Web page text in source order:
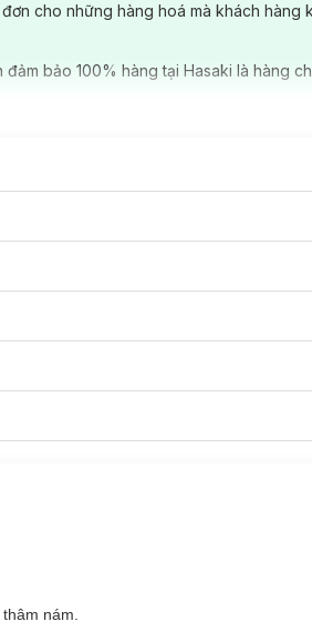
cho những hàng hoá mà khách hàng
bảo 100% hàng tại Hasaki là hàng
nám.